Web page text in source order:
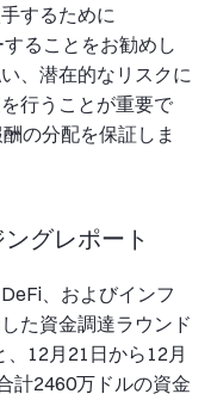
するために
ることをお勧めし
、潜在的なリスクに
行うことが重要で
の分配を保証しま
グレポート
、およびインフ
た資金調達ラウンド
12月21日から12月
計2460万ドルの資金